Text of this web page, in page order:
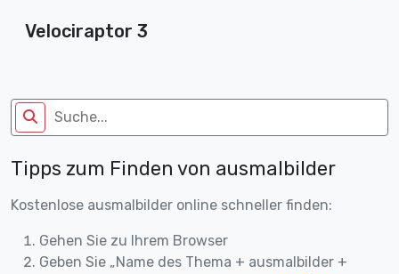
Velociraptor 3
Tipps zum Finden von ausmalbilder
Kostenlose ausmalbilder online schneller finden:
Gehen Sie zu Ihrem Browser
Geben Sie „Name des Thema + ausmalbilder +